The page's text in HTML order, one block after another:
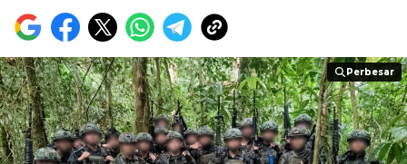
Perbesar
Perbesar